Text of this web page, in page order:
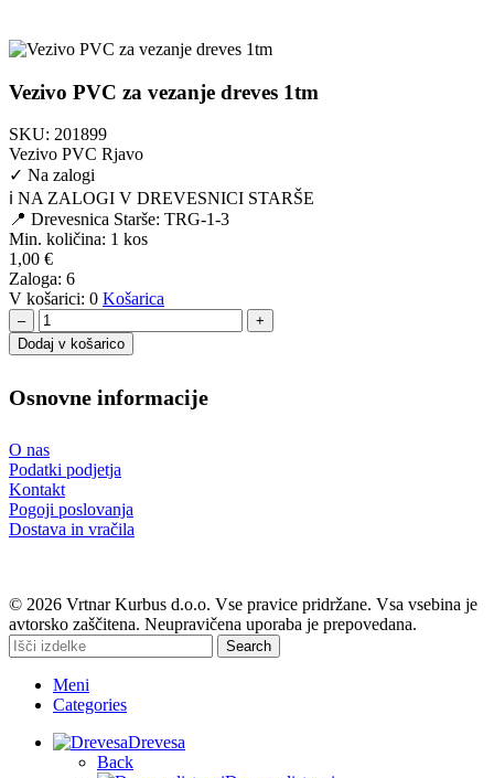
Vezivo PVC za vezanje dreves 1tm
SKU: 201899
Vezivo PVC Rjavo
✓ Na zalogi
ℹ️ NA ZALOGI V DREVESNICI STARŠE
📍 Drevesnica Starše: TRG-1-3
Min. količina: 1 kos
1,00 €
Zaloga: 6
V košarici: 0 Košarica
–
+
Dodaj v košarico
Osnovne informacije
O nas
Podatki podjetja
Kontakt
Pogoji poslovanja
Dostava in vračila
© 2026 Vrtnar Kurbus d.o.o. Vse pravice pridržane. Vsa vsebina je
avtorsko zaščitena. Neupravičena uporaba je prepovedana.
Search
Meni
Categories
Drevesa
Back